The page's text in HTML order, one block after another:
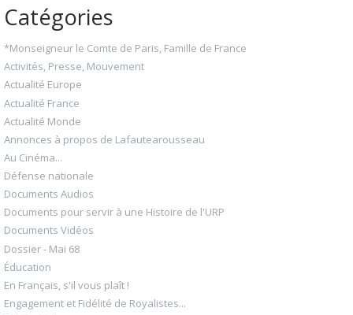
Catégories
*Monseigneur le Comte de Paris, Famille de France
Activités, Presse, Mouvement
Actualité Europe
Actualité France
Actualité Monde
Annonces à propos de Lafautearousseau
Au Cinéma...
Défense nationale
Documents Audios
Documents pour servir à une Histoire de l'URP
Documents Vidéos
Dossier - Mai 68
Éducation
En Français, s'il vous plaît !
Engagement et Fidélité de Royalistes...